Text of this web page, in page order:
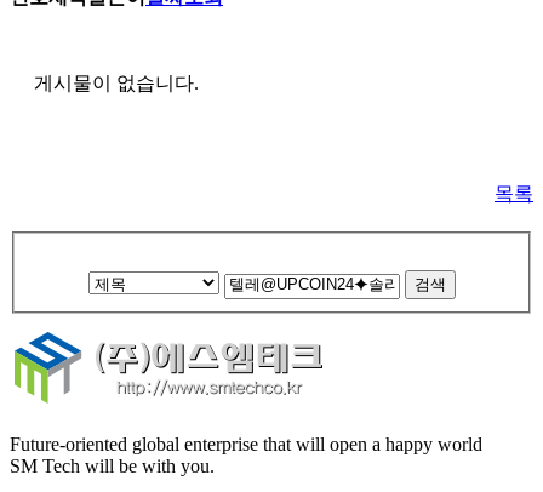
게시물이 없습니다.
목록
Future-oriented global enterprise that will open a happy world
SM Tech will be with you.